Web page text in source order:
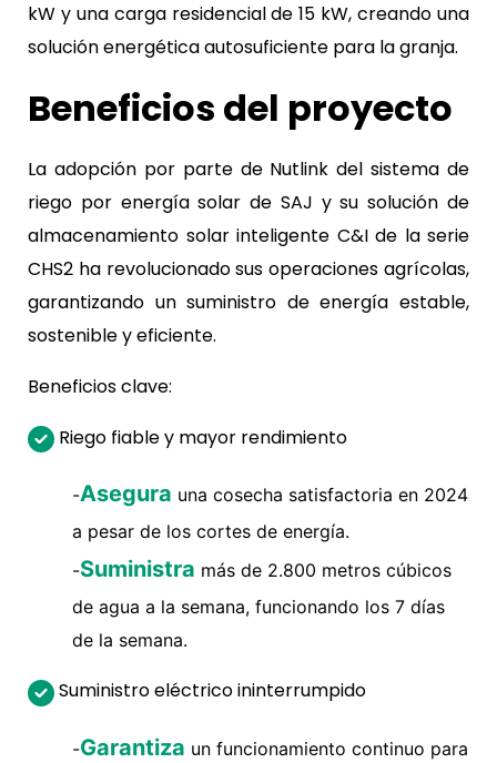
kW y una carga residencial de 15 kW, creando una
solución energética autosuficiente para la granja.
Beneficios del proyecto
La adopción por parte de Nutlink del sistema de
riego por energía solar de SAJ y su solución de
almacenamiento solar inteligente C&I de la serie
CHS2 ha revolucionado sus operaciones agrícolas,
garantizando un suministro de energía estable,
sostenible y eficiente.
Beneficios clave:
Riego fiable y mayor rendimiento
-Asegura una cosecha satisfactoria en 2024
a pesar de los cortes de energía.
-Suministra más de 2.800 metros cúbicos
de agua a la semana, funcionando los 7 días
de la semana.
Suministro eléctrico ininterrumpido
-Garantiza un funcionamiento continuo para